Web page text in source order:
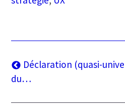
Navigation
de
l’article
Article
précédent
Déclaration (quasi-
du…